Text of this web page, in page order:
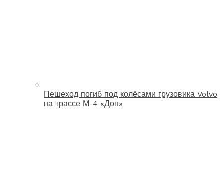
Пешеход погиб под колёсами грузовика Volvo
на трассе М-4 «Дон»